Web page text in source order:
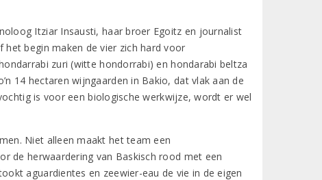
Itziar Insausti, haar broer Egoitz en journalist
het begin maken de vier zich hard voor
zuri (witte hondorrabi) en hondarabi beltza
14 hectaren wijngaarden in Bakio, dat vlak aan de
is voor een biologische werkwijze, wordt er wel
Niet alleen maakt het team een
de herwaardering van Baskisch rood met een
aguardientes en zeewier-eau de vie in de eigen